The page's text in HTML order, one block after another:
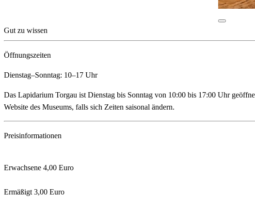
Gut zu wissen
Öffnungszeiten
Dienstag–Sonntag: 10–17 Uhr
Das Lapidarium Torgau ist Dienstag bis Sonntag von 10:00 bis 17:00 Uhr
Website des Museums, falls sich Zeiten saisonal ändern.
Preisinformationen
Erwachsene 4,00 Euro
Ermäßigt 3,00 Euro